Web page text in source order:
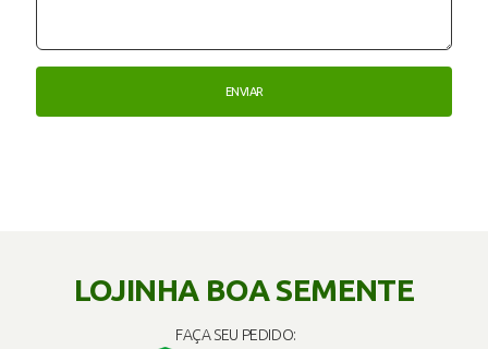
LOJINHA BOA SEMENTE
FAÇA SEU PEDIDO: